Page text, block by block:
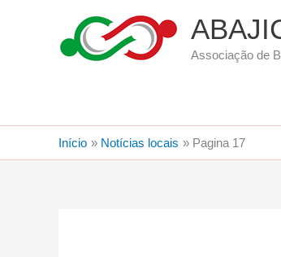
Associação de
Início Notícias locais Pagina 17